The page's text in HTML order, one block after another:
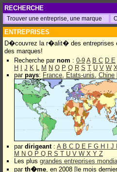
RECHERCHE
ENTREPRISES
D�couvrez la r�alit� des entreprises
des marques!
Recherche par nom : 0-9 A B C D E
H
J K L M N O P Q R S T U V W
par pays: France, Etats-unis, Chine
par dirigeant: A B C D E F G H J
M N O P Q R S T U V W X Y Z
Les plus grandes entreprises
par th�me, en 2008 [le mois